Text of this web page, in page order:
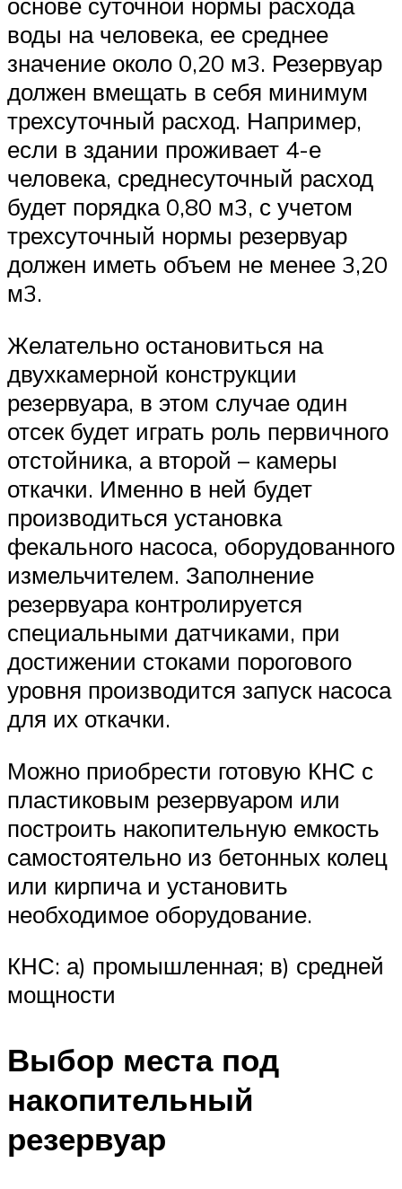
основе суточной нормы расхода
воды на человека, ее среднее
значение около 0,20 м3. Резервуар
должен вмещать в себя минимум
трехсуточный расход. Например,
если в здании проживает 4-е
человека, среднесуточный расход
будет порядка 0,80 м3, с учетом
трехсуточный нормы резервуар
должен иметь объем не менее 3,20
м3.
Желательно остановиться на
двухкамерной конструкции
резервуара, в этом случае один
отсек будет играть роль первичного
отстойника, а второй – камеры
откачки. Именно в ней будет
производиться установка
фекального насоса, оборудованного
измельчителем. Заполнение
резервуара контролируется
специальными датчиками, при
достижении стоками порогового
уровня производится запуск насоса
для их откачки.
Можно приобрести готовую КНС с
пластиковым резервуаром или
построить накопительную емкость
самостоятельно из бетонных колец
или кирпича и установить
необходимое оборудование.
КНС: а) промышленная; в) средней
мощности
Выбор места под
накопительный
резервуар